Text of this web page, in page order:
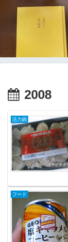
2008
活力鍋
フード